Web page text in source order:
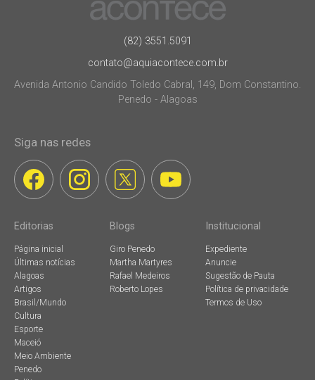
(82) 3551.5091
contato@aquiacontece.com.br
Avenida Antonio Candido Toledo Cabral, 149, Dom Constantino.
Penedo - Alagoas
Siga nas redes
Editorias
Página inicial
Últimas notícias
Alagoas
Artigos
Brasil/Mundo
Cultura
Esporte
Maceió
Meio Ambiente
Penedo
Blogs
Giro Penedo
Martha Martyres
Rafael Medeiros
Roberto Lopes
Institucional
Expediente
Anuncie
Sugestão de Pauta
Política de privacidade
Termos de Uso